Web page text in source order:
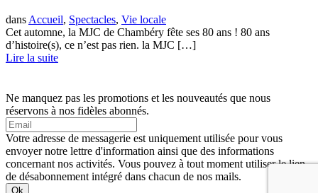
dans Accueil, Spectacles, Vie locale
Cet automne, la MJC de Chambéry fête ses 80 ans ! 80 ans
d’histoire(s), ce n’est pas rien. la MJC […]
Lire la suite
Ne manquez pas les promotions et les nouveautés que nous
réservons à nos fidèles abonnés.
Votre adresse de messagerie est uniquement utilisée pour vous
envoyer notre lettre d'information ainsi que des informations
concernant nos activités. Vous pouvez à tout moment utiliser le lien
de désabonnement intégré dans chacun de nos mails.